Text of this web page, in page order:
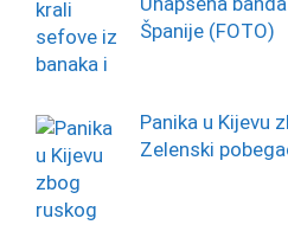
Španije (FOTO)
Panika u Kijevu
Zelenski